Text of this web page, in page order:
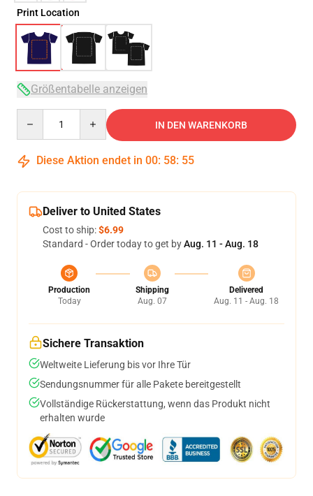
Print Location
Größentabelle anzeigen
IN DEN WARENKORB
Diese Aktion endet in 00: 58: 54
Deliver to United States
Cost to ship:$6.99
Standard - Order today to get byAug. 11 - Aug. 18
Production
Today
Shipping
Aug. 07
Delivered
Aug. 11 - Aug. 18
Sichere Transaktion
Weltweite Lieferung bis vor Ihre Tür
Sendungsnummer für alle Pakete bereitgestellt
Vollständige Rückerstattung, wenn das Produkt nicht
erhalten wurde